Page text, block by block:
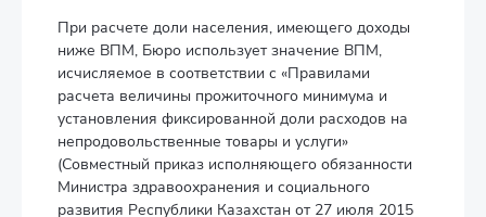
При расчете доли населения, имеющего доходы
ниже ВПМ, Бюро использует значение ВПМ,
исчисляемое в соответствии с «Правилами
расчета величины прожиточного минимума и
установления фиксированной доли расходов на
непродовольственные товары и услуги»
(Совместный приказ исполняющего обязанности
Министра здравоохранения и социального
развития Республики Казахстан от 27 июля 2015